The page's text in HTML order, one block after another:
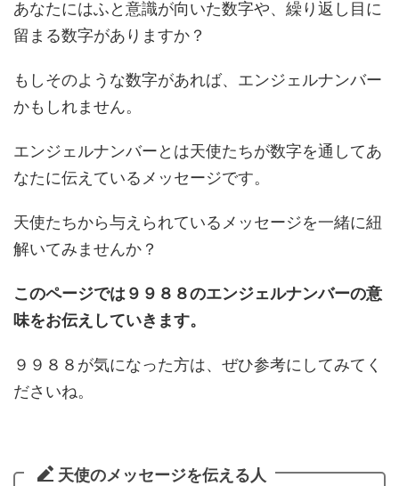
あなたにはふと意識が向いた数字や、繰り返し目に
留まる数字がありますか？
もしそのような数字があれば、エンジェルナンバー
かもしれません。
エンジェルナンバーとは天使たちが数字を通してあ
なたに伝えているメッセージです。
天使たちから与えられているメッセージを一緒に紐
解いてみませんか？
このページでは９９８８のエンジェルナンバーの意
味をお伝えしていきます。
９９８８が気になった方は、ぜひ参考にしてみてく
ださいね。
天使のメッセージを伝える人